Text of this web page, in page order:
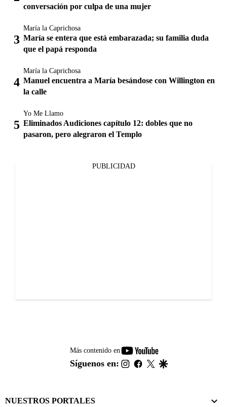
conversación por culpa de una mujer
María la Caprichosa
María se entera que está embarazada; su familia duda
que el papá responda
María la Caprichosa
Manuel encuentra a María besándose con Willington en
la calle
Yo Me Llamo
Eliminados Audiciones capítulo 12: dobles que no
pasaron, pero alegraron el Templo
PUBLICIDAD
Más contenido en
youtube-
footer
Síguenos en: instagram
facebook
twitter
NUESTROS PORTALES